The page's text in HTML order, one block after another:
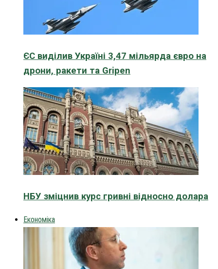
ЄС виділив Україні 3,47 мільярда євро на
дрони, ракети та Gripen
НБУ зміцнив курс гривні відносно долара
Економіка